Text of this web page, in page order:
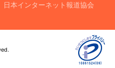
日本インターネット報道協会